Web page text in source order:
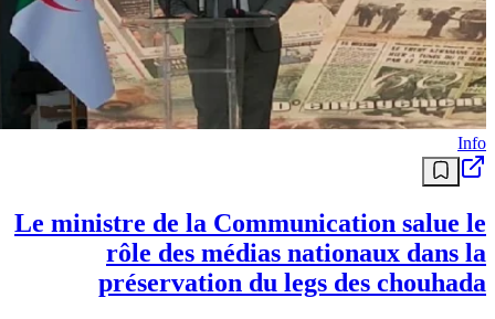
Info
Le ministre de la Communication salue le
rôle des médias nationaux dans la
préservation du legs des chouhada